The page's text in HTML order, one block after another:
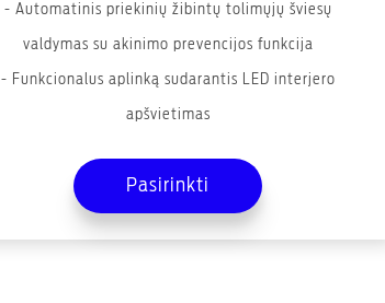
- Automatinis priekinių žibintų tolimųjų šviesų
valdymas su akinimo prevencijos funkcija
- Funkcionalus aplinką sudarantis LED interjero
apšvietimas
priekinės sėdynės su atminties funkcija
Pasirinkti